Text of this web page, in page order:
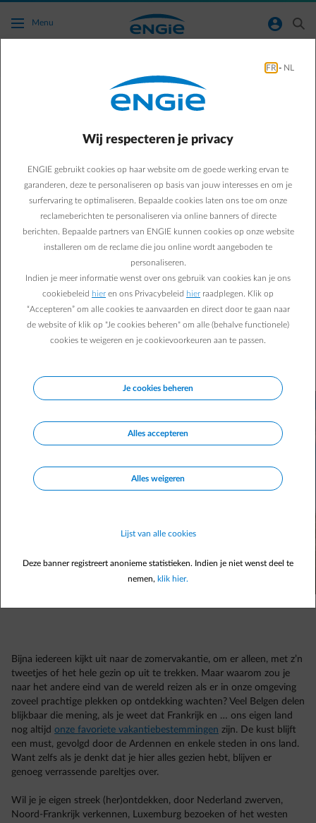
Ga naar de hoofdinhoud
Menu normal-account-circle search
Groener leven
Voor een ontspannende
vakantie hoef je echt niet
ver te reizen!
Suzanne M.
Een zomervakantie zonder vliegtuigreis of vele uren in de
auto zitten, kan dat? Absoluut, want lokaal toerisme heeft
heel veel te bieden. Bestemmingen dicht bij huis zijn
Bijna iedereen kijkt uit naar de zomervakantie, om er alleen, met z’n
tweetjes of het hele gezin op uit te trekken. Maar waarom zou je
naar het andere eind van de wereld reizen als er in onze omgeving
zoveel prachtige plekken op ontdekking wachten? Veel Belgen delen
blijkbaar die mening, als je weet dat Frankrijk en … ons eigen land
nog altijd onze favoriete vakantiebestemmingen zijn. De kust blijft
een must, gevolgd door de Ardennen en enkele steden in ons land.
Want zelfs als je denkt dat je hier alles gezien hebt, blijven er
genoeg verrassende pareltjes over.
Wil je je eigen streek (her)ontdekken, door Nederland zwerven,
Noord-Frankrijk verkennen, Luxemburg bezoeken of het westen
FR - NL
Wij respecteren je privacy
ENGIE gebruikt cookies op haar website om de goede werking ervan te
garanderen, deze te personaliseren op basis van jouw interesses en om je
surfervaring te optimaliseren. Bepaalde cookies laten ons toe om onze
reclameberichten te personaliseren via online banners of directe
berichten. Bepaalde partners van ENGIE kunnen cookies op onze website
installeren om de reclame die jou online wordt aangeboden te
personaliseren.
Indien je meer informatie wenst over ons gebruik van cookies kan je ons
cookiebeleid hier en ons Privacybeleid hier raadplegen. Klik op
“Accepteren” om alle cookies te aanvaarden en direct door te gaan naar
de website of klik op "Je cookies beheren" om alle (behalve functionele)
cookies te weigeren en je cookievoorkeuren aan te passen.
Je cookies beheren
Alles accepteren
Alles weigeren
Lijst van alle cookies
Deze banner registreert anonieme statistieken. Indien je niet wenst deel te
nemen, klik hier.